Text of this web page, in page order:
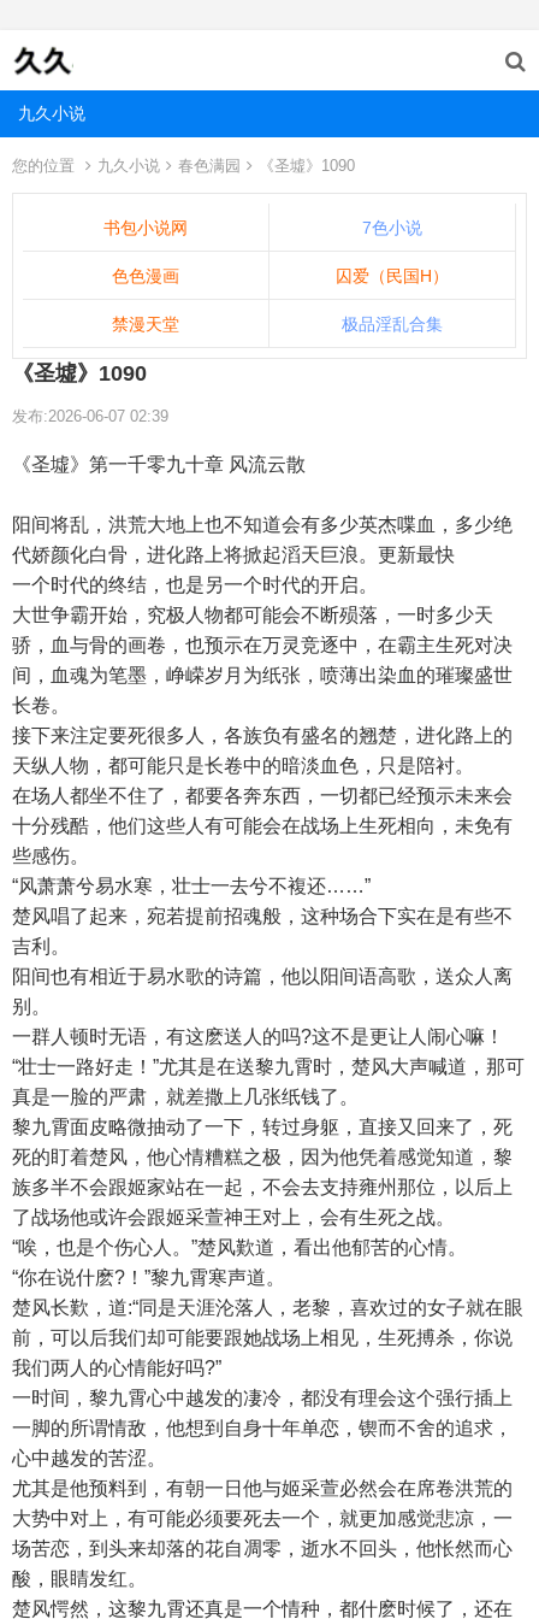
九久小说
您的位置 九久小说 春色满园 《圣墟》1090
书包小说网 7色小说
色色漫画 囚爱（民国H）
禁漫天堂 极品淫乱合集
《圣墟》1090
发布:2026-06-07 02:39
《圣墟》第一千零九十章 风流云散
阳间将乱，洪荒大地上也不知道会有多少英杰喋血，多少绝
代娇颜化白骨，进化路上将掀起滔天巨浪。更新最快
一个时代的终结，也是另一个时代的开启。
大世争霸开始，究极人物都可能会不断殒落，一时多少天
骄，血与骨的画卷，也预示在万灵竞逐中，在霸主生死对决
间，血魂为笔墨，峥嵘岁月为纸张，喷薄出染血的璀璨盛世
长卷。
接下来注定要死很多人，各族负有盛名的翘楚，进化路上的
天纵人物，都可能只是长卷中的暗淡血色，只是陪衬。
在场人都坐不住了，都要各奔东西，一切都已经预示未来会
十分残酷，他们这些人有可能会在战场上生死相向，未免有
些感伤。
“风萧萧兮易水寒，壮士一去兮不複还……”
楚风唱了起来，宛若提前招魂般，这种场合下实在是有些不
吉利。
阳间也有相近于易水歌的诗篇，他以阳间语高歌，送众人离
别。
一群人顿时无语，有这麽送人的吗?这不是更让人闹心嘛！
“壮士一路好走！”尤其是在送黎九霄时，楚风大声喊道，那可
真是一脸的严肃，就差撒上几张纸钱了。
黎九霄面皮略微抽动了一下，转过身躯，直接又回来了，死
死的盯着楚风，他心情糟糕之极，因为他凭着感觉知道，黎
族多半不会跟姬家站在一起，不会去支持雍州那位，以后上
了战场他或许会跟姬采萱神王对上，会有生死之战。
“唉，也是个伤心人。”楚风歎道，看出他郁苦的心情。
“你在说什麽?！”黎九霄寒声道。
楚风长歎，道:“同是天涯沦落人，老黎，喜欢过的女子就在眼
前，可以后我们却可能要跟她战场上相见，生死搏杀，你说
我们两人的心情能好吗?”
一时间，黎九霄心中越发的凄冷，都没有理会这个强行插上
一脚的所谓情敌，他想到自身十年单恋，锲而不舍的追求，
心中越发的苦涩。
尤其是他预料到，有朝一日他与姬采萱必然会在席卷洪荒的
大势中对上，有可能必须要死去一个，就更加感觉悲凉，一
场苦恋，到头来却落的花自凋零，逝水不回头，他怅然而心
酸，眼睛发红。
楚风愕然，这黎九霄还真是一个情种，都什麽时候了，还在